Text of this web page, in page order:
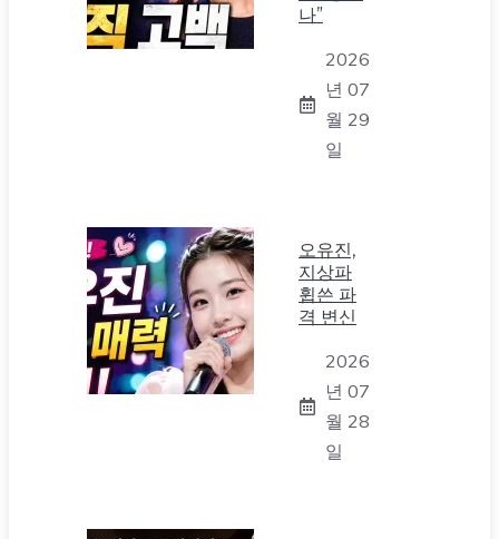
나”
2026
년 07
월 29
일
오유진,
지상파
휩쓴 파
격 변신
2026
년 07
월 28
일